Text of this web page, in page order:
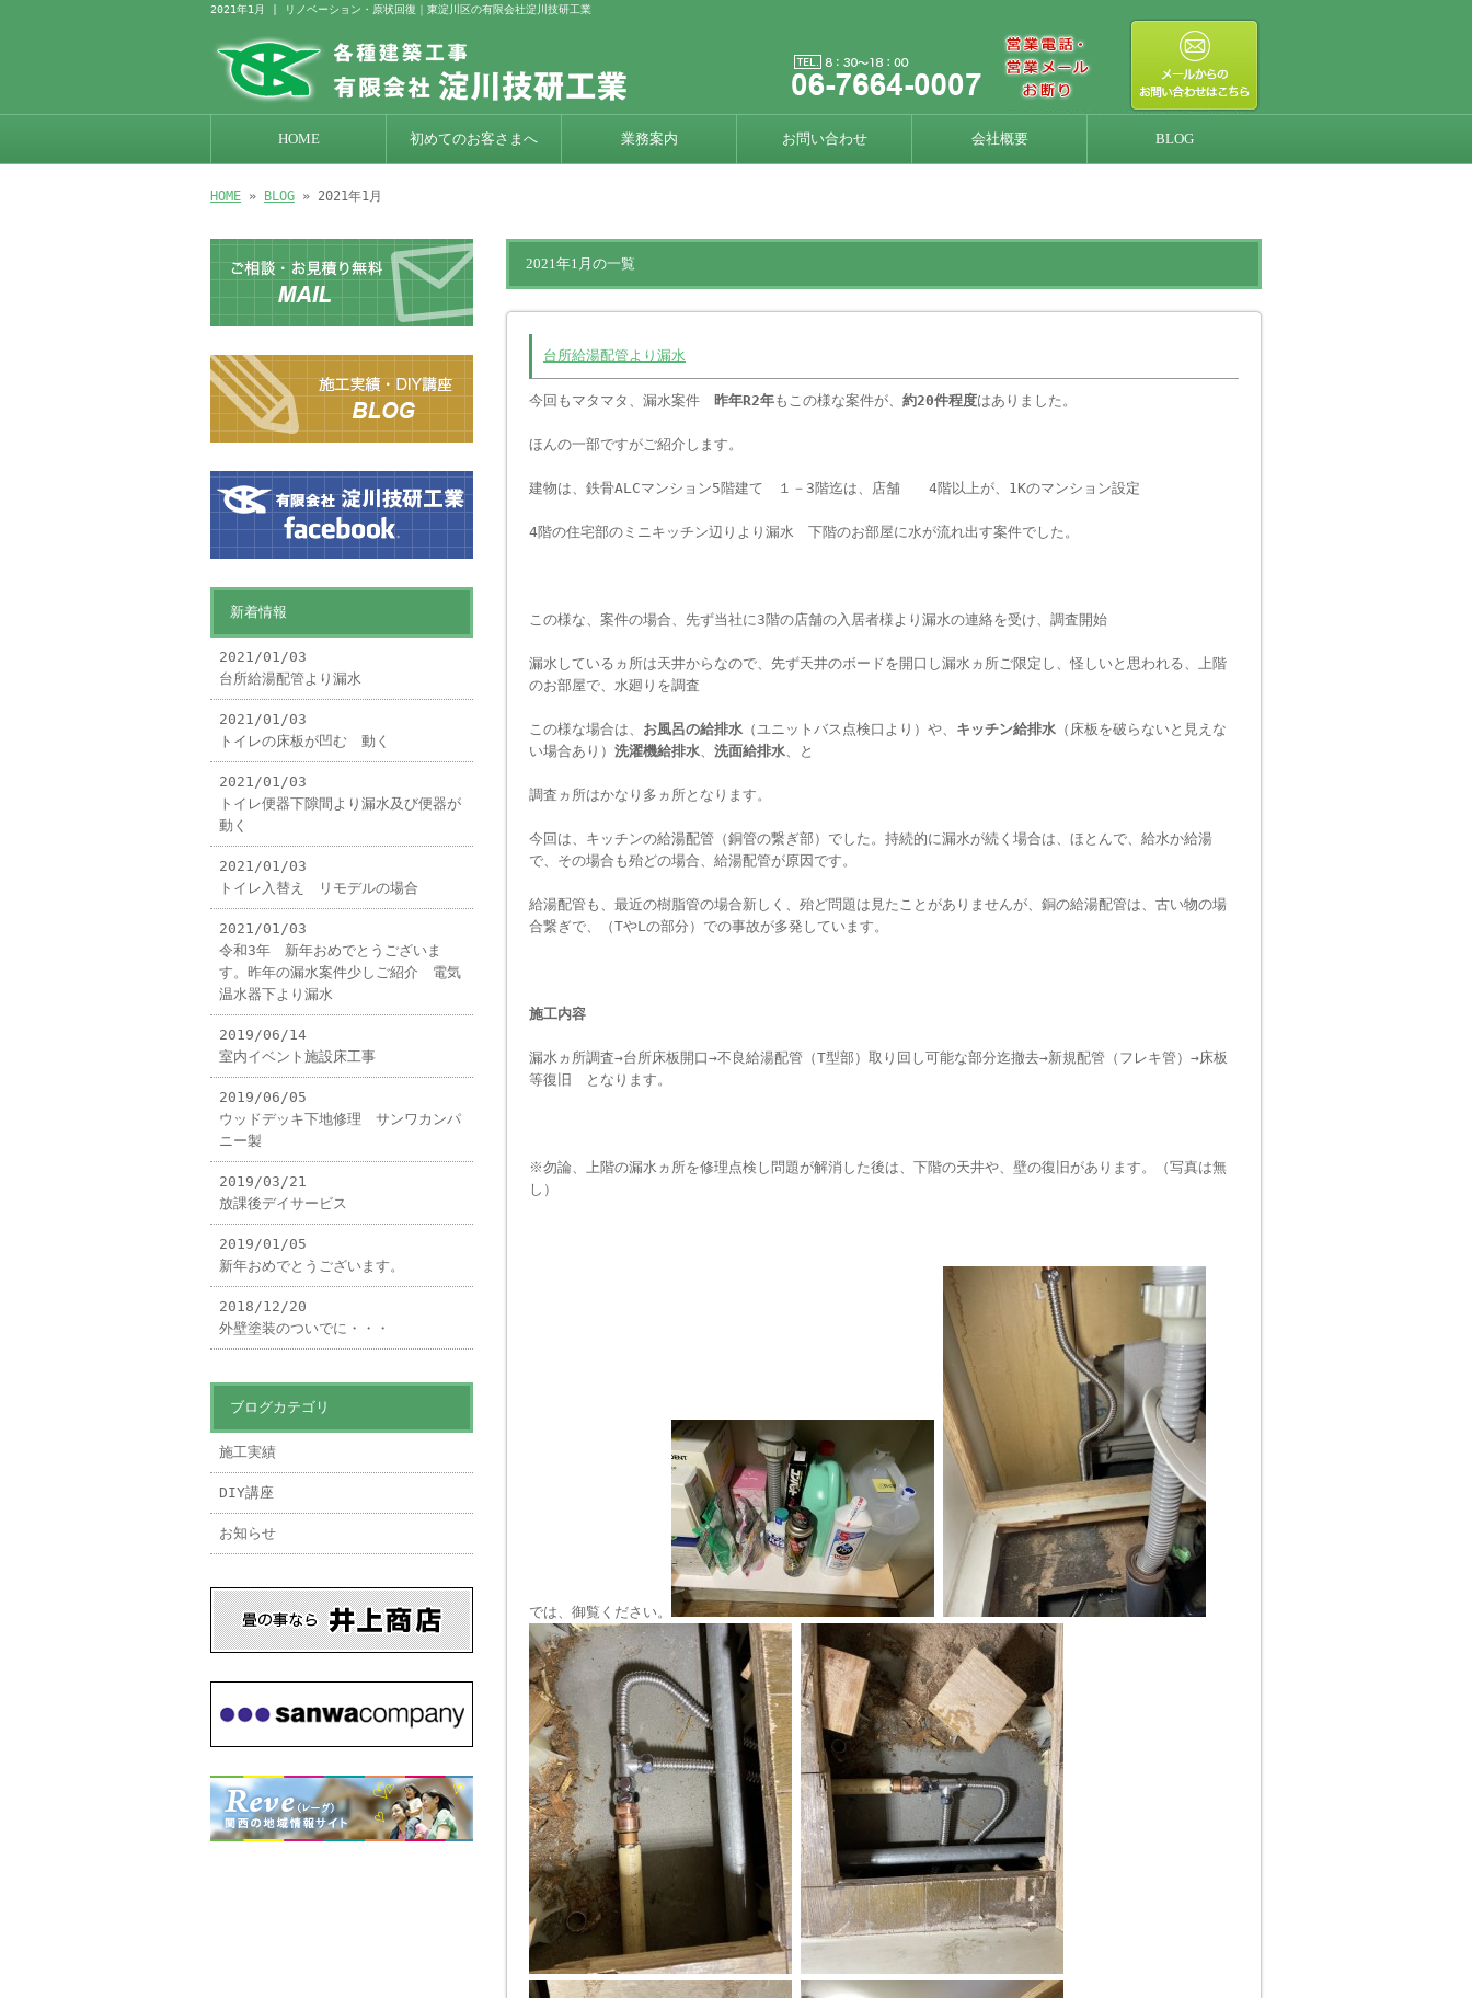
2021年1月 | リノベーション・原状回復｜東淀川区の有限会社淀川技研工業
HOME 初めてのお客さまへ 業務案内 お問い合わせ 会社概要 BLOG
HOME » BLOG » 2021年1月
2021年1月の一覧
台所給湯配管より漏水
今回もマタマタ、漏水案件 昨年R2年もこの様な案件が、 約20件程度はありました。
ほんの一部ですがご紹介します。
建物は、鉄骨ALCマンション5階建て １－3階迄は、店舗 4階以上が、1Kのマンション設定
4階の住宅部のミニキッチン辺りより漏水 下階のお部屋に水が流れ出す案件でした。
この様な、案件の場合、先ず当社に3階の店舗の入居者様より漏水の連絡を受け、調査開始
漏水しているヵ所は天井からなので、先ず天井のボードを開口し漏水ヵ所ご限定し、怪しいと思われる、上階
のお部屋で、水廻りを調査
この様な場合は、 お風呂の給排水 （ユニットバス点検口より）や、 キッチン給排水 （床板を破らないと見えな
い場合あり） 洗濯機給排水、 洗面給排水、と
調査ヵ所はかなり多ヵ所となります。
今回は、キッチンの給湯配管（銅管の繋ぎ部）でした。持続的に漏水が続く場合は、ほとんで、給水か給湯
で、その場合も殆どの場合、給湯配管が原因です。
給湯配管も、最近の樹脂管の場合新しく、殆ど問題は見たことがありませんが、銅の給湯配管は、古い物の場
合繋ぎで、（TやLの部分）での事故が多発しています。
施工内容
漏水ヵ所調査→台所床板開口→不良給湯配管（T型部）取り回し可能な部分迄撤去→新規配管（フレキ管）→床板
等復旧 となります。
※勿論、上階の漏水ヵ所を修理点検し問題が解消した後は、下階の天井や、壁の復旧があります。（写真は無
し）
では、御覧ください。
新着情報
2021/01/03
台所給湯配管より漏水
2021/01/03
トイレの床板が凹む 動く
2021/01/03
トイレ便器下隙間より漏水及び便器が
動く
2021/01/03
トイレ入替え リモデルの場合
2021/01/03
令和3年 新年おめでとうございま
す。昨年の漏水案件少しご紹介 電気
温水器下より漏水
2019/06/14
室内イベント施設床工事
2019/06/05
ウッドデッキ下地修理 サンワカンパ
ニー製
2019/03/21
放課後デイサービス
2019/01/05
新年おめでとうございます。
2018/12/20
外壁塗装のついでに・・・
ブログカテゴリ
施工実績
DIY講座
お知らせ